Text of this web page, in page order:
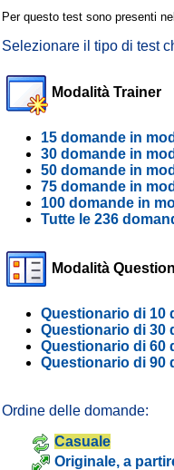
Per questo test sono presenti
Selezionare il tipo di test
Modalità Trainer
15 domande in
30 domande in
50 domande in
75 domande in
100 domande in
Tutte le 236
Modalità
Questionario di 10
Questionario di 30
Questionario di 60
Questionario di 90
Ordine delle domande:
Casuale
Originale, a